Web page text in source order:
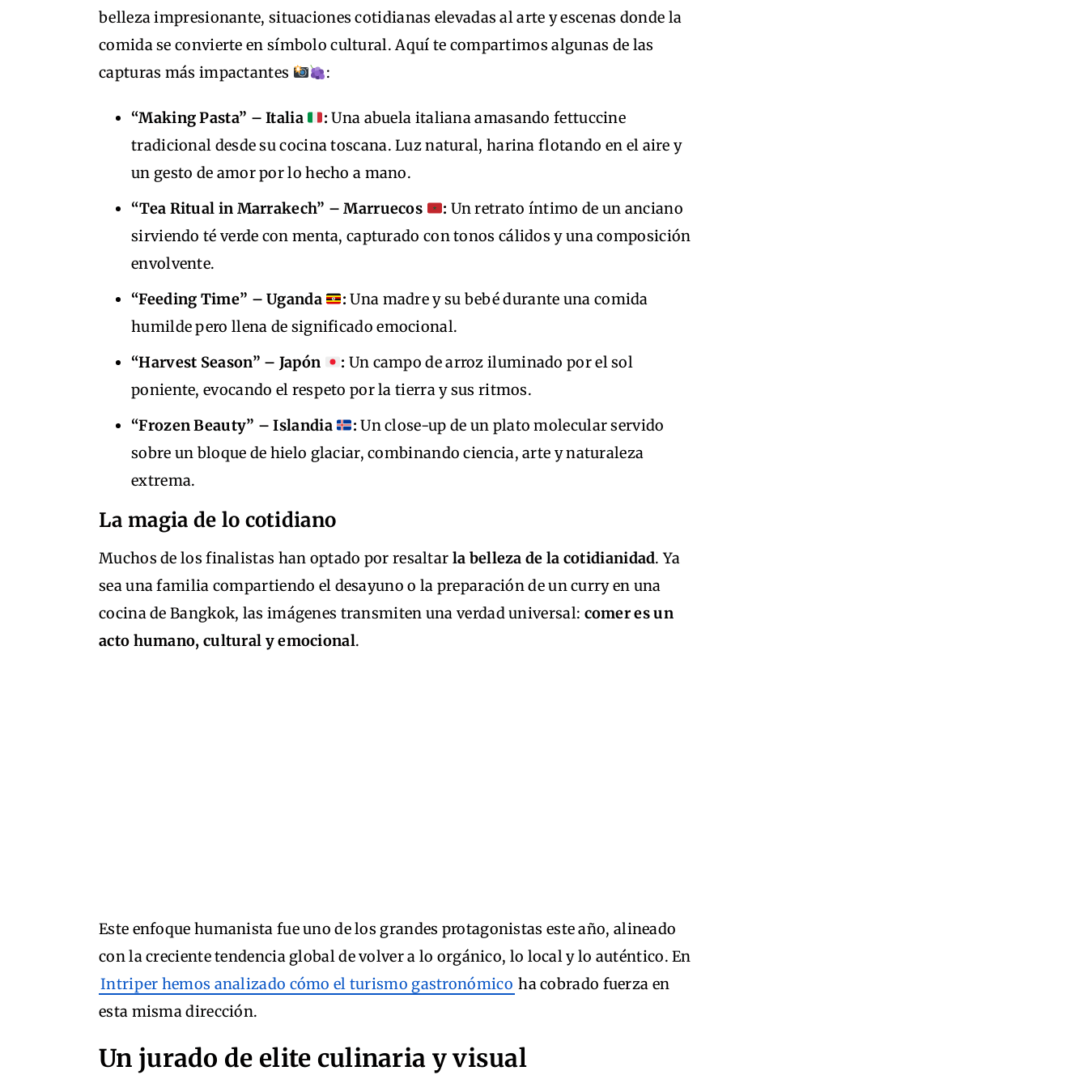
belleza impresionante, situaciones cotidianas elevadas al arte y escenas donde la
comida se convierte en símbolo cultural. Aquí te compartimos algunas de las
capturas más impactantes
:
“Making Pasta” – Italia : Una abuela italiana amasando fettuccine
tradicional desde su cocina toscana. Luz natural, harina flotando en el aire y
un gesto de amor por lo hecho a mano.
“Tea Ritual in Marrakech” – Marruecos
: Un retrato íntimo de un anciano
sirviendo té verde con menta, capturado con tonos cálidos y una composición
envolvente.
“Feeding Time” – Uganda
: Una madre y su bebé durante una comida
humilde pero llena de significado emocional.
“Harvest Season” – Japón
: Un campo de arroz iluminado por el sol
poniente, evocando el respeto por la tierra y sus ritmos.
“Frozen Beauty” – Islandia
: Un close-up de un plato molecular servido
sobre un bloque de hielo glaciar, combinando ciencia, arte y naturaleza
extrema.
La magia de lo cotidiano
Muchos de los finalistas han optado por resaltar la belleza de la cotidianidad. Ya
sea una familia compartiendo el desayuno o la preparación de un curry en una
cocina de Bangkok, las imágenes transmiten una verdad universal: comer es un
acto humano, cultural y emocional.
Este enfoque humanista fue uno de los grandes protagonistas este año, alineado
con la creciente tendencia global de volver a lo orgánico, lo local y lo auténtico. En
Intriper hemos analizado cómo el turismo gastronómico ha cobrado fuerza en
esta misma dirección.
Un jurado de elite culinaria y visual